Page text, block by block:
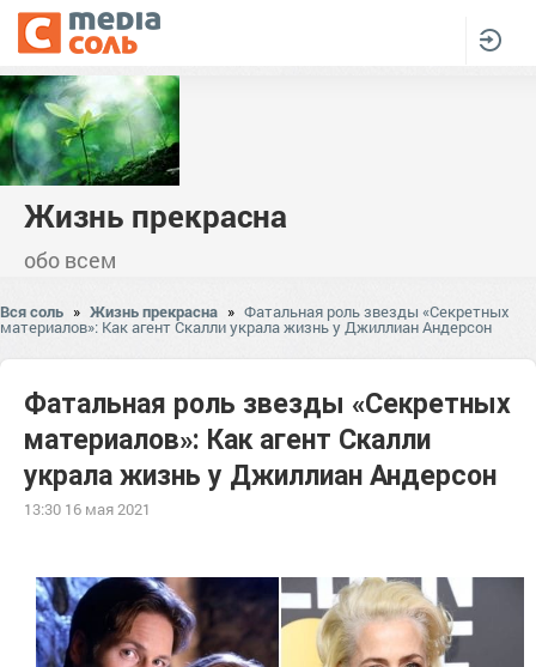
Жизнь прекрасна
обо всем
Вся соль » Жизнь прекрасна » Фатальная роль звезды «Секретных
материалов»: Как агент Скалли украла жизнь у Джиллиан Андерсон
Фатальная роль звезды «Секретных
материалов»: Как агент Скалли
украла жизнь у Джиллиан Андерсон
13:30 16 мая 2021